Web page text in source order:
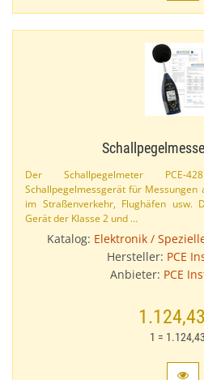
Der Schallpegelmeter
Schallpegelmessgerät für Messungen
im Straßenverkehr, Flughäfen usw.
Gerät der Klasse 2 und …
Katalog: Elektronik /
Hersteller: PCE
Anbieter: PCE
1 =